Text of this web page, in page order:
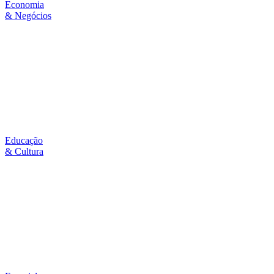
Economia
& Negócios
Educação
& Cultura